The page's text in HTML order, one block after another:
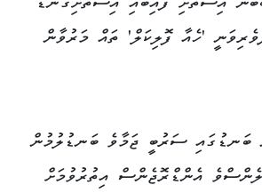
'ހެއާ ފޮލިކަލް' ތައް މަރުވާން
ބަނޑުގައި ސަރުބީ ޖަމާވެ ބަނޑުލުމުން
އެންޑްރޮޖެންސް އިތުރުވުމަށް